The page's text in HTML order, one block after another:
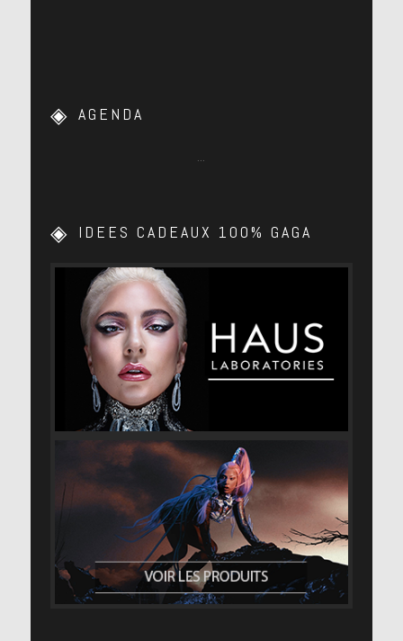
AGENDA
IDEES CADEAUX 100% GAGA